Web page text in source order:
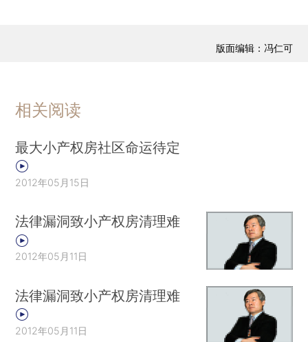
版面编辑：冯仁可
相关阅读
最大小产权房社区命运待定
2012年05月15日
法律漏洞致小产权房清理难
2012年05月11日
法律漏洞致小产权房清理难
2012年05月11日